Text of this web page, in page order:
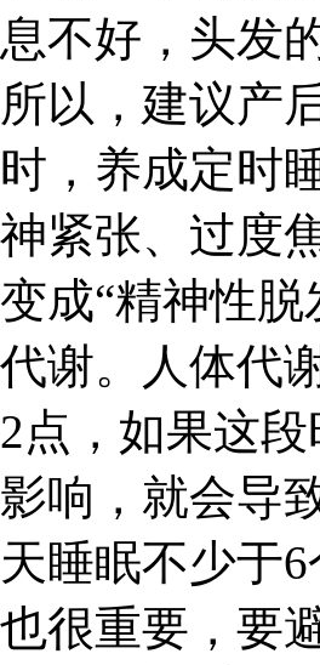
息不好，头发
所以，建议产
时，养成定时
神紧张、过度
变成“精神性
代谢。人体代
2点，如果这
影响，就会导
天睡眠不少于
也很重要，要